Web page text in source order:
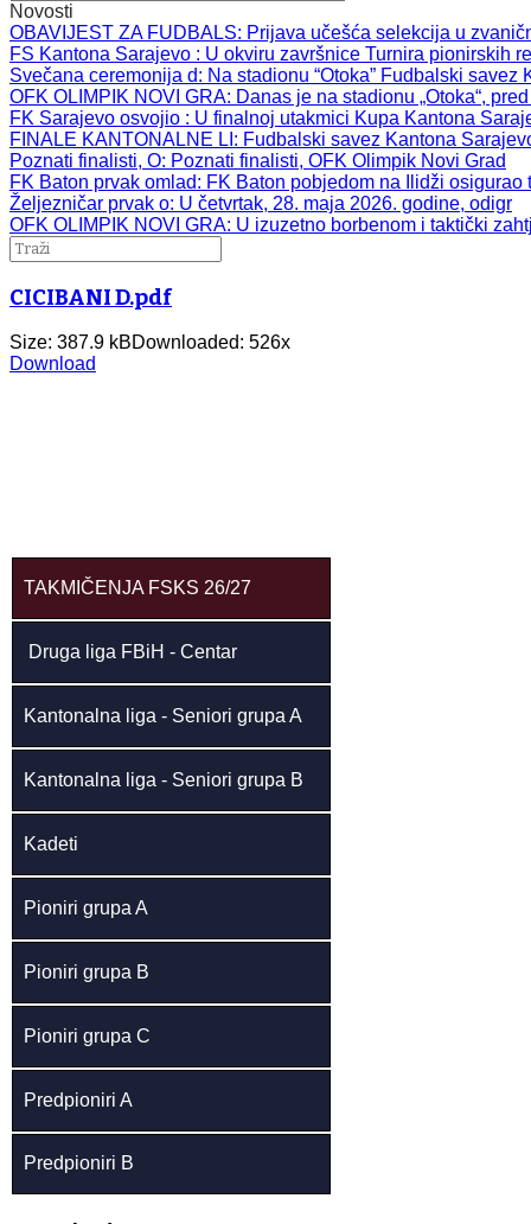
Novosti
OBAVIJEST ZA FUDBALS: Prijava učešća selekcija u
FS Kantona Sarajevo : U okviru završnice Turnira pionirskih re
Svečana ceremonija d: Na stadionu “Otoka” Fudbalski savez
OFK OLIMPIK NOVI GRA: Danas je na stadionu „Otoka“,
FK Sarajevo osvojio : U finalnoj utakmici Kupa Kantona
FINALE KANTONALNE LI : Fudbalski savez Kantona
Poznati finalisti, O: Poznati finalisti, OFK Olimpik Novi Grad
FK Baton prvak omlad: FK Baton pobjedom na Ilidži osigurao
Željezničar prvak o: U četvrtak, 28. maja 2026. godine, odigr
OFK OLIMPIK NOVI GRA: U izuzetno borbenom i taktički
CICIBANI D.pdf
Size: 387.9 kBDownloaded: 526x
Download
TAKMIČENJA FSKS 26/27
Druga liga FBiH - Centar
Kantonalna liga - Seniori grupa A
Kantonalna liga - Seniori grupa B
Kadeti
Pioniri grupa A
Pioniri grupa B
Pioniri grupa C
Predpioniri A
Predpioniri B